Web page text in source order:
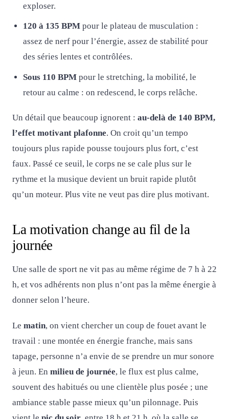
exploser.
120 à 135 BPMpour le plateau de musculation :
assez de nerf pour l’énergie, assez de stabilité pour
des séries lentes et contrôlées.
Sous 110 BPMpour le stretching, la mobilité, le
retour au calme : on redescend, le corps relâche.
Un détail que beaucoup ignorent : au-delà de 140 BPM,
l’effet motivant plafonne. On croit qu’un tempo
toujours plus rapide pousse toujours plus fort, c’est
faux. Passé ce seuil, le corps ne se cale plus sur le
rythme et la musique devient un bruit rapide plutôt
qu’un moteur. Plus vite ne veut pas dire plus motivant.
La motivation change au fil de la
journée
Une salle de sport ne vit pas au même régime de 7 h à 22
h, et vos adhérents non plus n’ont pas la même énergie à
donner selon l’heure.
Le matin, on vient chercher un coup de fouet avant le
travail : une montée en énergie franche, mais sans
tapage, personne n’a envie de se prendre un mur sonore
à jeun. En milieu de journée, le flux est plus calme,
souvent des habitués ou une clientèle plus posée ; une
ambiance stable passe mieux qu’un pilonnage. Puis